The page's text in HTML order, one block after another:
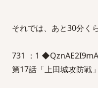
それでは、あと30分く
731 ：1
第17話「上田城攻防戦」